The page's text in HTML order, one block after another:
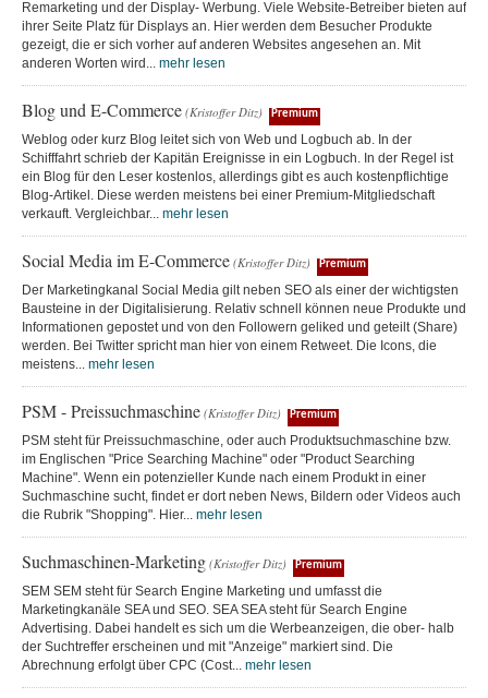
Remarketing und der Display- Werbung. Viele Website-Betreiber bieten auf
ihrer Seite Platz für Displays an. Hier werden dem Besucher Produkte
gezeigt, die er sich vorher auf anderen Websites angesehen an. Mit
anderen Worten wird... mehr lesen
Blog und E-Commerce (Kristoffer Ditz) Premium
Weblog oder kurz Blog leitet sich von Web und Logbuch ab. In der
Schifffahrt schrieb der Kapitän Ereignisse in ein Logbuch. In der Regel ist
ein Blog für den Leser kostenlos, allerdings gibt es auch kostenpflichtige
Blog-Artikel. Diese werden meistens bei einer Premium-Mitgliedschaft
verkauft. Vergleichbar... mehr lesen
Social Media im E-Commerce (Kristoffer Ditz) Premium
Der Marketingkanal Social Media gilt neben SEO als einer der wichtigsten
Bausteine in der Digitalisierung. Relativ schnell können neue Produkte und
Informationen gepostet und von den Followern geliked und geteilt (Share)
werden. Bei Twitter spricht man hier von einem Retweet. Die Icons, die
meistens... mehr lesen
PSM - Preissuchmaschine (Kristoffer Ditz) Premium
PSM steht für Preissuchmaschine, oder auch Produktsuchmaschine bzw.
im Englischen "Price Searching Machine" oder "Product Searching
Machine". Wenn ein potenzieller Kunde nach einem Produkt in einer
Suchmaschine sucht, findet er dort neben News, Bildern oder Videos auch
die Rubrik "Shopping". Hier... mehr lesen
Suchmaschinen-Marketing (Kristoffer Ditz) Premium
SEM SEM steht für Search Engine Marketing und umfasst die
Marketingkanäle SEA und SEO. SEA SEA steht für Search Engine
Advertising. Dabei handelt es sich um die Werbeanzeigen, die ober- halb
der Suchtreffer erscheinen und mit "Anzeige" markiert sind. Die
Abrechnung erfolgt über CPC (Cost... mehr lesen